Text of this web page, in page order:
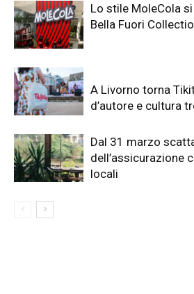
Lo stile MoleCola
Bella Fuori
A Livorno torna
d’autore e cultura
Dal 31 marzo
dell’assicurazione
locali